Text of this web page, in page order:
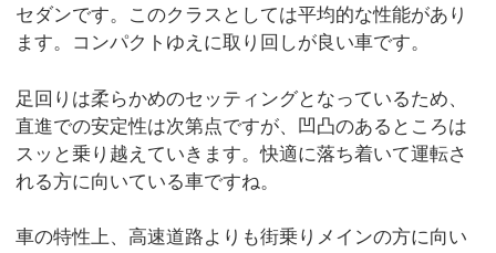
セダンです。このクラスとしては平均的な性能があり
ます。コンパクトゆえに取り回しが良い車です。
足回りは柔らかめのセッティングとなっているため、
直進での安定性は次第点ですが、凹凸のあるところは
スッと乗り越えていきます。快適に落ち着いて運転さ
れる方に向いている車ですね。
車の特性上、高速道路よりも街乗りメインの方に向い